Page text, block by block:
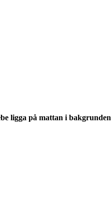
ligga på mattan i bakgrunden